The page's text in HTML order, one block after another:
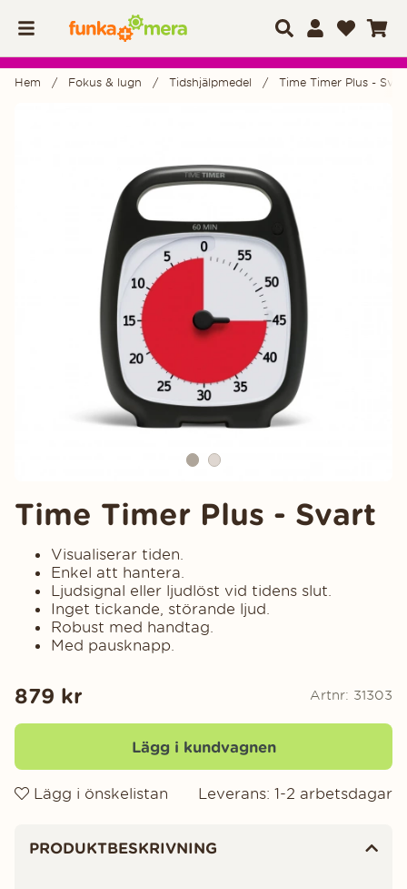
Hem Fokus & lugn Tidshjälpmedel Time Timer Plus -
Time Timer Plus - Svart
Visualiserar tiden.
Enkel att hantera.
Ljudsignal eller ljudlöst vid tidens slut.
Inget tickande, störande ljud.
Robust med handtag.
Med pausknapp.
879 kr Artnr: 31303
Lägg i kundvagnen
Lägg i önskelistan Leverans: 1-2 arbetsdagar
PRODUKTBESKRIVNING